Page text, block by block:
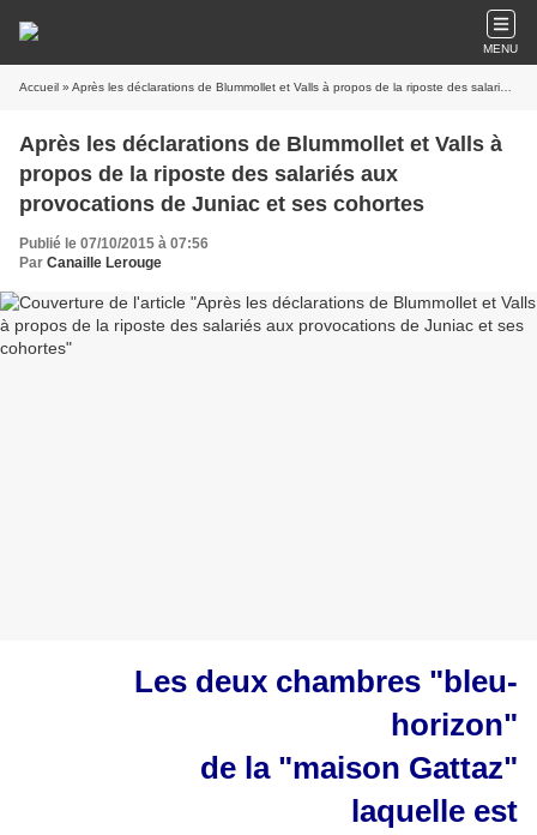
MENU
Accueil » Après les déclarations de Blummollet et Valls à propos de la riposte des salariés aux provocations de Juniac et ses cohortes
Après les déclarations de Blummollet et Valls à
propos de la riposte des salariés aux
provocations de Juniac et ses cohortes
Publié le 07/10/2015 à 07:56
Par Canaille Lerouge
Les deux chambres "bleu-
horizon"
de la "maison Gattaz"
laquelle est